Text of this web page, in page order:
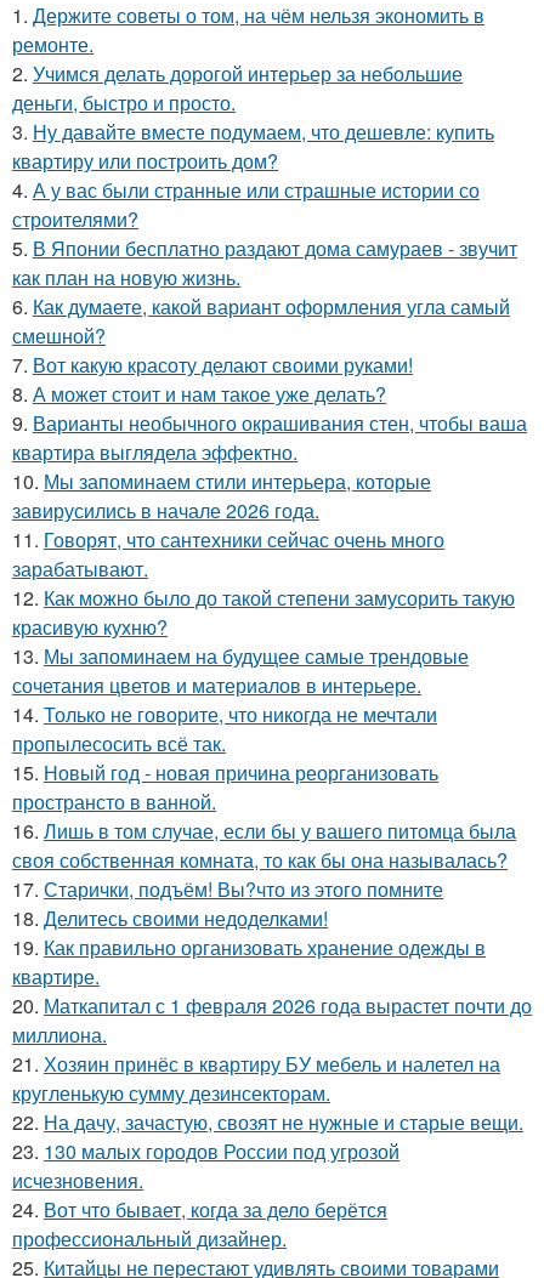
1. Держите советы о том, на чём нельзя экономить в
ремонте.
2. Учимся делать дорогой интерьер за небольшие
деньги, быстро и просто.
3. Ну давайте вместе подумаем, что дешевле: купить
квартиру или построить дом?
4. А у вас были странные или страшные истории со
строителями?
5. В Японии бесплатно раздают дома самураев - звучит
как план на новую жизнь.
6. Как думаете, какой вариант оформления угла самый
смешной?
7. Вот какую красоту делают своими руками!
8. А может стоит и нам такое уже делать?
9. Варианты необычного окрашивания стен, чтобы ваша
квартира выглядела эффектно.
10. Мы запоминаем стили интерьера, которые
завирусились в начале 2026 года.
11. Говорят, что сантехники сейчас очень много
зарабатывают.
12. Как можно было до такой степени замусорить такую
красивую кухню?
13. Мы запоминаем на будущее самые трендовые
сочетания цветов и материалов в интерьере.
14. Только не говорите, что никогда не мечтали
пропылесосить всё так.
15. Новый год - новая причина реорганизовать
пространсто в ванной.
16. Лишь в том случае, если бы у вашего питомца была
своя собственная комната, то как бы она называлась?
17. Старички, подъём! Вы?что из этого помните
18. Делитесь своими недоделками!
19. Как правильно организовать хранение одежды в
квартире.
20. Маткапитал с 1 февраля 2026 года вырастет почти до
миллиона.
21. Хозяин принёс в квартиру БУ мебель и налетел на
кругленькую сумму дезинсекторам.
22. На дачу, зачастую, свозят не нужные и старые вещи.
23. 130 малых городов России под угрозой
исчезновения.
24. Вот что бывает, когда за дело берётся
профессиональный дизайнер.
25. Китайцы не перестают удивлять своими товарами